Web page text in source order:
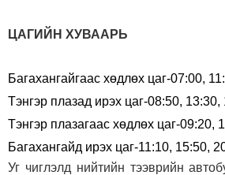
ЦАГИЙН ХУВААРЬ
Багахангайгаас хөдлөх цаг-07:00,
Тэнгэр плазад ирэх цаг-08:50, 13:30,
Тэнгэр плазагаас хөдлөх цаг-09:20,
Багахангайд ирэх цаг-11:10, 15:50,
Уг чиглэлд нийтийн тээврийн